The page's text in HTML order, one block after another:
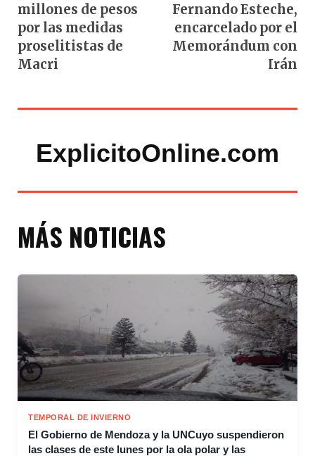
millones de pesos
por las medidas
proselitistas de
Macri
Fernando Esteche,
encarcelado por el
Memorándum con
Irán
ExplicitoOnline.com
MÁS NOTICIAS
TEMPORAL DE INVIERNO
El Gobierno de Mendoza y la UNCuyo suspendieron
las clases de este lunes por la ola polar y las